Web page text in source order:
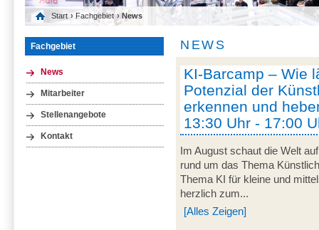
Start › Fachgebiet › News
Fachgebiet
News
Mitarbeiter
Stellenangebote
Kontakt
NEWS
KI-Barcamp – Wie
Potenzial der
erkennen und
13:30 Uhr - 17:00
Im August schaut die Welt
rund um das Thema
Thema KI für kleine und
herzlich zum...
[Alles Zeigen]